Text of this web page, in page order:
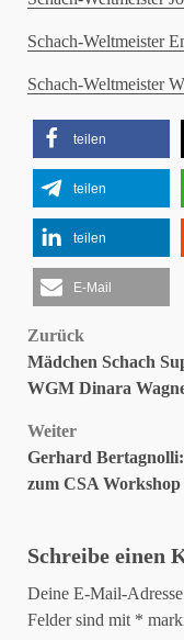
Schach-Weltmeister
Schach-Weltmeister
teilen
teilen
teilen
E-Mail
Zurück
Mädchen Schach
WGM Dinara
Weiter
Gerhard
zum CSA Workshop
Schreibe einen
Deine E-Mail-
Felder sind mit *